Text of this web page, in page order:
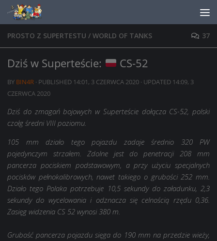
Skip to content
PROSTO Z SUPERTESTU / WORLD OF TANKS 37
Dziś w Superteście: CS-52
BY BIN4R · PUBLISHED 14:01, 3 CZERWCA 2020 · UPDATED 14:09, 3
CZERWCA 2020
Dziś do zmagań bojowych w Superteście dołącza CS-52, polski
czołg średni VIII poziomu.
105 mm działo tego pojazdu zadaje średnio 320 PW
pojedynczym strzałem. Zdolne jest do penetracji 208 mm
pancerza pociskiem podstawowym, a przy użyciu specjalnych
pocisków pełnokalibrowych, nawet takiego o grubości 252 mm.
Działo tego Polaka potrzebuje 10,5 sekundy do załadunku, 2,3
sekundy do wycelowania i odznacza się celnością rzędu 0,36.
Zasięg widzenia CS 52 wynosi 380 m.
Grubość pancerza pojazdu sięga do 190 mm na przedzie wieży,